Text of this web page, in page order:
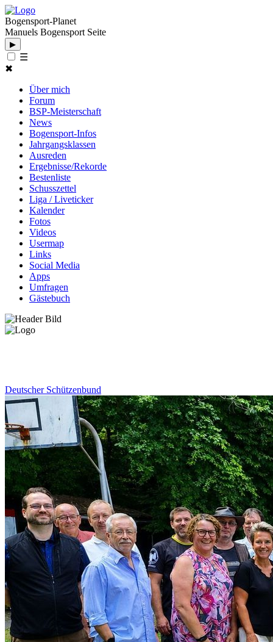
Bogensport-Planet
Manuels Bogensport Seite
▶
☰
✖
Über mich
Forum
BSP-Meisterschaft
News
Bogensport-Infos
Jahrgangsklassen
Ausreden
Ergebnisse/Rekorde
Bestenliste
Schusszettel
Liga / Liveticker
Kalender
Fotos
Videos
Usermap
Links
Social Media
Apps
Umfragen
Gästebuch
Deutscher Schützenbund